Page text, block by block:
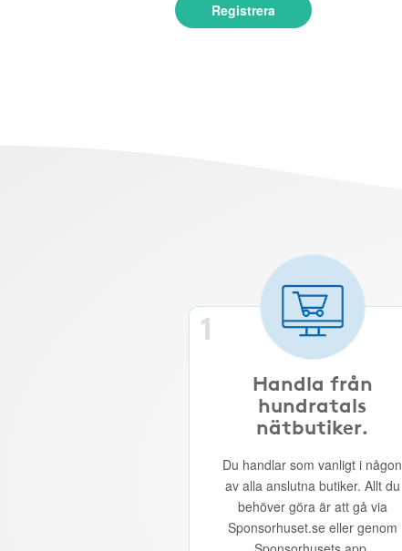
Registrera
1
Handla från
hundratals
nätbutiker.
Du handlar som vanligt i någon
av alla anslutna butiker. Allt du
behöver göra är att gå via
Sponsorhuset.se eller genom